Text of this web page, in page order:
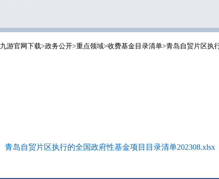
九游官网下载>政务公开>重点领域>收费基金目录清单>青岛自贸片区执
青岛自贸片区执行的全国政府性基金项目目录清单202308.xlsx